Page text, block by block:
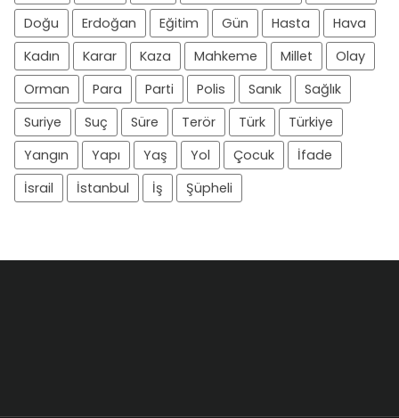
Doğu
Erdoğan Eğitim Gün Hasta
Hava
Kadın
Karar Kaza Mahkeme Millet
Olay
Orman
Para Parti Polis Sanık
Sağlık
Suriye
Suç Süre Terör Türk
Türkiye
Yangın
Yapı Yaş Yol Çocuk
İfade
İsrail
İstanbul İş Şüpheli